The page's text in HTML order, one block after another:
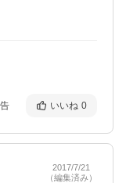
いいね 0
2017/7/21
（編集済み）